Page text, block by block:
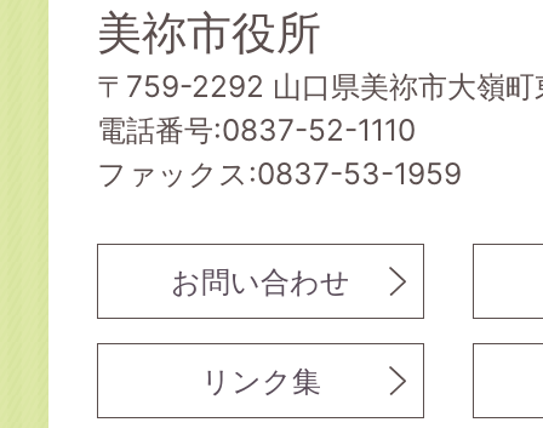
美祢市役所
〒759-2292 山口県美祢市大嶺
電話番号:0837-52-1110
ファックス:0837-53-1959
お問い合わせ
リンク集